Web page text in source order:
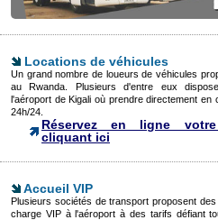
Locations de véhicules
Un grand nombre de loueurs de véhicules
au Rwanda. Plusieurs d'entre eux
l'aéroport de Kigali où prendre directement en
24h/24.
Réservez en ligne
cliquant ici
Accueil VIP
Plusieurs sociétés de transport proposent
charge VIP à l'aéroport à des tarifs défiant